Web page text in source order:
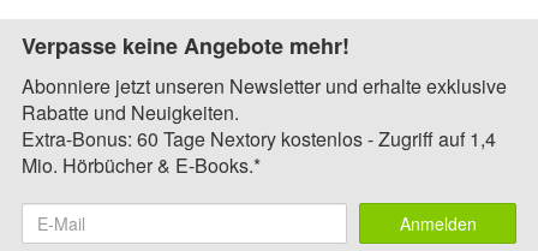
Verpasse keine Angebote mehr!
Abonniere jetzt unseren Newsletter und erhalte exklusive
Rabatte und Neuigkeiten.
Extra-Bonus: 60 Tage Nextory kostenlos - Zugriff auf 1,4
Mio. Hörbücher & E-Books.*
Anmelden